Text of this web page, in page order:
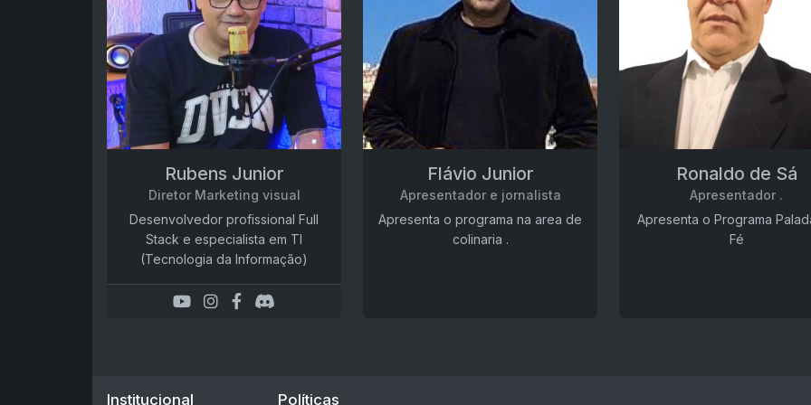
Rubens Junior
Diretor Marketing visual
Desenvolvedor profissional Full
Stack e especialista em TI
(Tecnologia da Informação)
Flávio Junior
Apresentador e jornalista
Apresenta o programa na area de
colinaria .
Ronaldo de Sá
Apresentador .
Apresenta o Programa
Fé
Institucional Políticas